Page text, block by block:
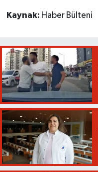
Kaynak: Haber Bülteni